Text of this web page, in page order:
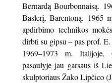
Bernardą Bourbonnaisą.
Baslerį, Barentoną. 1965
apdirbimo technikos
dirbti su gipsu – pas
1969–1973 m.
pasaulyje jau garsaus iš
skulptoriaus Žako Lipčico